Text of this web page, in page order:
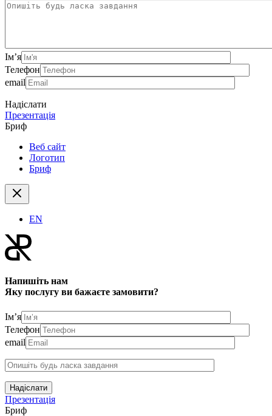
Ім’я
Телефон
email
Надіслати
Презентація
Бриф
Веб сайт
Логотип
Бриф
EN
Напишіть нам
Яку послугу ви бажаєте замовити?
Ім’я
Телефон
email
Надіслати
Презентація
Бриф